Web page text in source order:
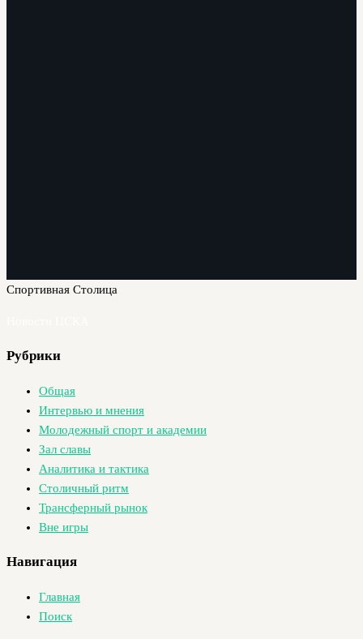
Спортивная Столица
Рубрики
Общая
Интервью и мнения
Молодежный спорт и академии
Зал славы
Аналитика и тактика
Столичный ритм
Трансферный рынок
Вне игры
Навигация
Главная
Поиск